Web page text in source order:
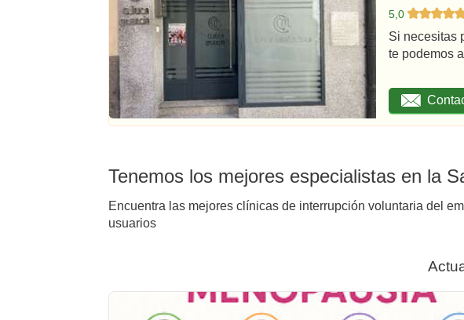
5,0
Si necesitas
te podemos
Tenemos los mejores especialistas en la
Encuentra las mejores clínicas de interrupción voluntaria del
usuarios